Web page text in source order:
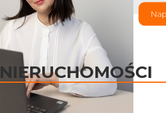
NIERUCHOMOŚCI